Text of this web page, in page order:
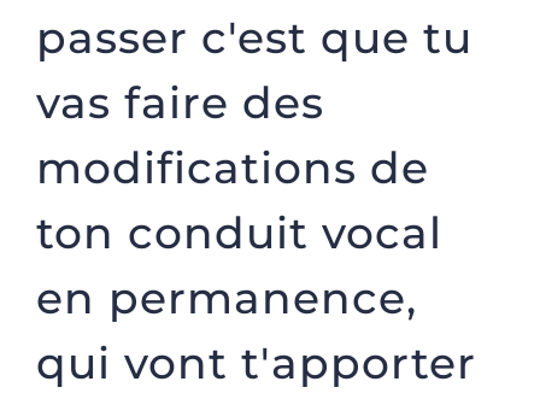
passer c'est que tu
vas faire des
modifications de
ton conduit vocal
en permanence,
qui vont t'apporter